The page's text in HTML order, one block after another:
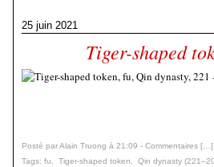
25 juin 2021
Tiger-shaped
Posté par Alain Truong à 21:09 - Commentaires [ ]
Tags: fu Tiger-shaped token Qin dynasty